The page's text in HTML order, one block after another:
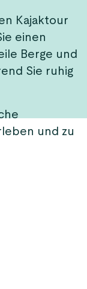
Kajaktour
einen
Berge und
Sie ruhig
und zu